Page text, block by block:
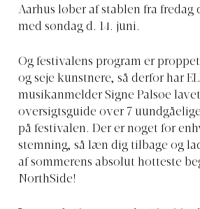
Aarhus løber af stablen fra fredag
med søndag d. 14. juni.
Og festivalens program er
og seje kunstnere, så derfor har
musikanmelder Signe Palsøe
oversigtsguide over 7
på festivalen. Der er noget for
stemning, så læn dig tilbage og
af sommerens absolut hotteste
NorthSide!